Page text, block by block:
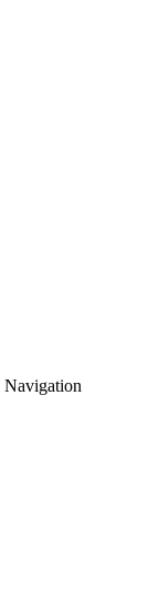
Navigation